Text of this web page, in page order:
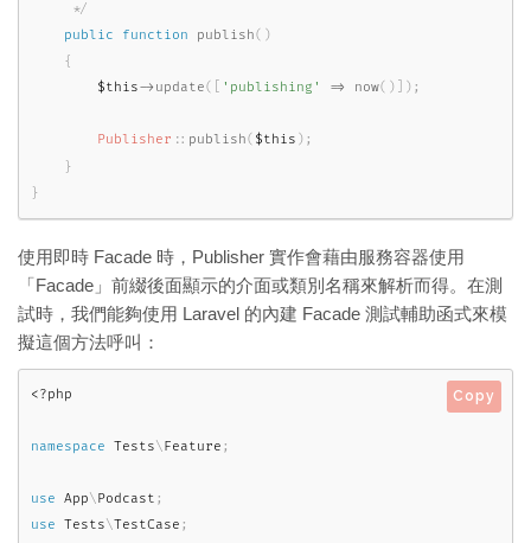
     */
public
function publish( )
{
$this-> update( 'publishing' => now( ) ) ;
Publisher :: publish( $this ) ;
}
}
使用即時 Facade 時，Publisher 實作會藉由服務容器使用
「Facade」前綴後面顯示的介面或類別名稱來解析而得。在測
試時，我們能夠使用 Laravel 的內建 Facade 測試輔助函式來模
擬這個方法呼叫：
<?php
namespace Tests\Feature ;
use App\Podcast ;
use
Tests\TestCase ;
Copy